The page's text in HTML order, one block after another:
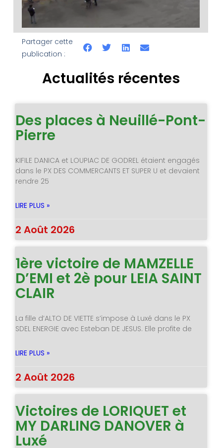
Partager cette
publication :
Actualités récentes
Des places à Neuillé-Pont-
Pierre
KIFILE DANICA et LOUPIAC DE GODREL étaient engagés
dans le PX DES COMMERCANTS ET SUPER U et devaient
rendre 25
LIRE PLUS »
2 Août 2026
1ère victoire de MAMZELLE
D’EMI et 2è pour LEIA SAINT
CLAIR
La fille d’ALTO DE VIETTE s’impose à Luxé dans le PX
SDEL ENERGIE avec Esteban DE JESUS. Elle profite de
LIRE PLUS »
2 Août 2026
Victoires de LORIQUET et
MY DARLING DANOVER à
Luxé